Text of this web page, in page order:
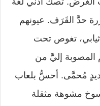
حدَّ القَرَف. عيونهم
تغوص تحت
المصوبة إليَّ من
مُحمَّى. أحسُّ بلعاب
مشوهة مثقلة